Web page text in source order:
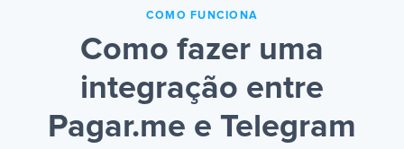
COMO FUNCIONA
Como fazer uma
integração entre
Pagar.me e Telegram